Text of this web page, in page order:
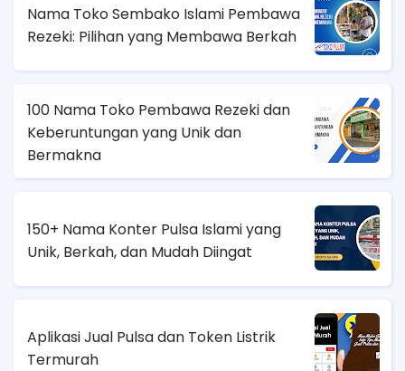
Nama Toko Sembako Islami Pembawa
Rezeki: Pilihan yang Membawa Berkah
100 Nama Toko Pembawa Rezeki dan
Keberuntungan yang Unik dan
Bermakna
150+ Nama Konter Pulsa Islami yang
Unik, Berkah, dan Mudah Diingat
Aplikasi Jual Pulsa dan Token Listrik
Termurah